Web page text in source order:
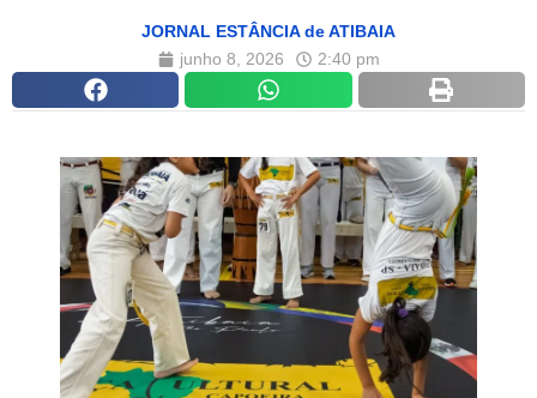
JORNAL ESTÂNCIA de ATIBAIA
junho 8, 2026
2:40 pm